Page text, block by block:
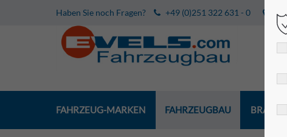
Haben Sie noch Fragen? +49 (0)251 322 631 - 0
FAHRZEUG-MARKEN FAHRZEUGBAU